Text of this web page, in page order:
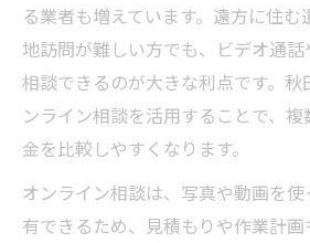
る業者も増えています。遠方に住
地訪問が難しい方でも、ビデオ通
相談できるのが大きな利点です。
ンライン相談を活用することで、
金を比較しやすくなります。
オンライン相談は、写真や動画を
有できるため、見積もりや作業計